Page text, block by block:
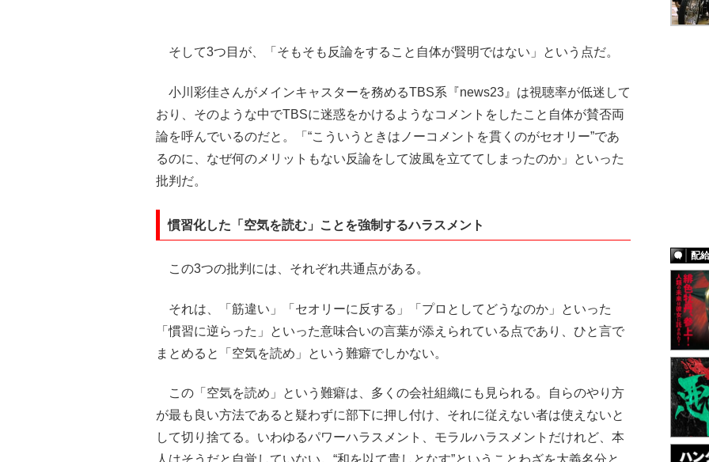
そして3つ目が、「そもそも反論をすること自体が賢明ではない」という点だ。
小川彩佳さんがメインキャスターを務めるTBS系『news23』は視聴率が低迷して
おり、そのような中でTBSに迷惑をかけるようなコメントをしたこと自体が賛否両
論を呼んでいるのだと。「“こういうときはノーコメントを貫くのがセオリー”であ
るのに、なぜ何のメリットもない反論をして波風を立ててしまったのか」といった
批判だ。
慣習化した「空気を読む」ことを強制するハラスメント
この3つの批判には、それぞれ共通点がある。
それは、「筋違い」「セオリーに反する」「プロとしてどうなのか」といった
「慣習に逆らった」といった意味合いの言葉が添えられている点であり、ひと言で
まとめると「空気を読め」という難癖でしかない。
この「空気を読め」という難癖は、多くの会社組織にも見られる。自らのやり方
が最も良い方法であると疑わずに部下に押し付け、それに従えない者は使えないと
して切り捨てる。いわゆるパワーハラスメント、モラルハラスメントだけれど、本
配